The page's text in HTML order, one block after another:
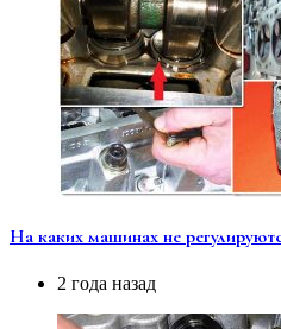
На каких машинах не
2 года назад